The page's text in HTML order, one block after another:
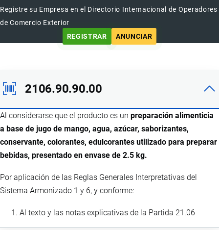
Registre su Empresa en el Directorio Internacional de Operadores
de Comercio Exterior
REGISTRAR
ANUNCIAR
2106.90.90.00
Al considerarse que el producto es un preparación alimenticia
a base de jugo de mango, agua, azúcar, saborizantes,
conservante, colorantes, edulcorantes utilizado para preparar
bebidas, presentado en envase de 2.5 kg.
Por aplicación de las Reglas Generales Interpretativas del
Sistema Armonizado 1 y 6, y conforme:
Al texto y las notas explicativas de la Partida 21.06